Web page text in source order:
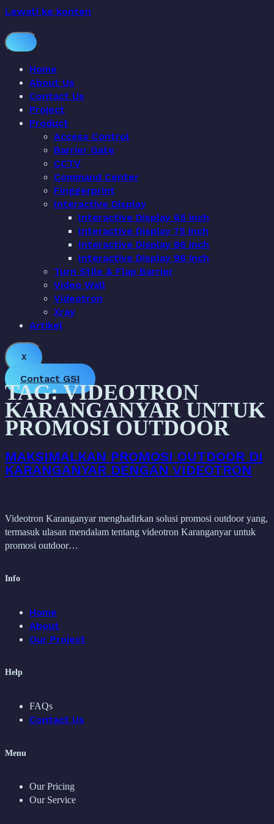
Lewati ke konten
Home
About Us
Contact Us
Project
Product
Access Control
Barrier Gate
CCTV
Command Center
Finggerprint
Interactive Display
Interactive Display 65 inch
Interactive Display 75 inch
Interactive Display 86 inch
Interactive Display 98 inch
Turn Stile & Flap Barrier
Video Wall
Videotron
Xray
Artikel
X
Contact GSI
TAG:VIDEOTRON
KARANGANYAR UNTUK
PROMOSI OUTDOOR
MAKSIMALKAN PROMOSI OUTDOOR DI
KARANGANYAR DENGAN VIDEOTRON
Videotron Karanganyar menghadirkan solusi promosi outdoor yang,
termasuk ulasan mendalam tentang videotron Karanganyar untuk
promosi outdoor…
Info
Home
About
Our Project
Help
FAQs
Contact Us
Menu
Our Pricing
Our Service